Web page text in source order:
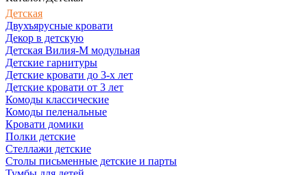
Детская
Двухъярусные кровати
Декор в детскую
Детская Вилия-М модульная
Детские гарнитуры
Детские кровати до 3-х лет
Детские кровати от 3 лет
Комоды классические
Комоды пеленальные
Кровати домики
Полки детские
Стеллажи детские
Столы письменные детские и парты